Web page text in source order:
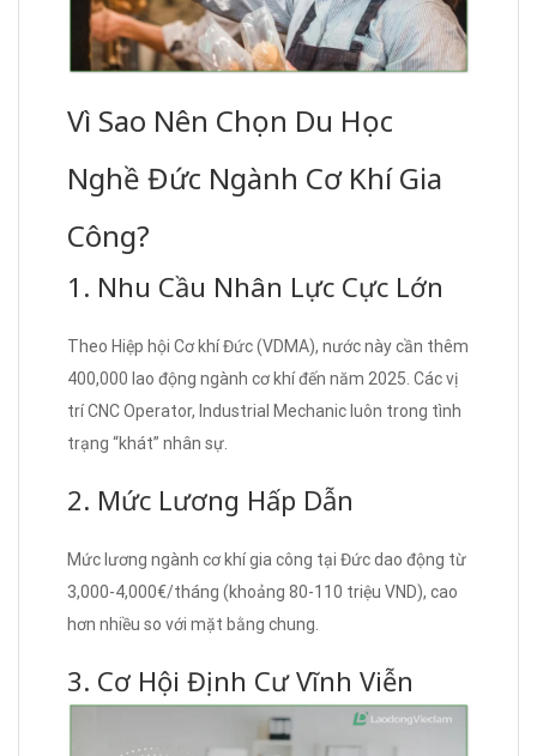
Vì Sao Nên Chọn Du Học
Nghề Đức Ngành Cơ Khí Gia
Công?
1. Nhu Cầu Nhân Lực Cực Lớn
Theo Hiệp hội Cơ khí Đức (VDMA), nước này cần thêm
400,000 lao động ngành cơ khí đến năm 2025. Các vị
trí CNC Operator, Industrial Mechanic luôn trong tình
trạng “khát” nhân sự.
2. Mức Lương Hấp Dẫn
Mức lương ngành cơ khí gia công tại Đức dao động từ
3,000-4,000€/tháng (khoảng 80-110 triệu VND), cao
hơn nhiều so với mặt bằng chung.
3. Cơ Hội Định Cư Vĩnh Viễn